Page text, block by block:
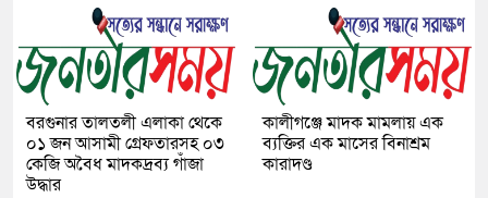
বরগুনার তালতলী এলাকা থেকে
০১ জন আসামী গ্রেফতারসহ ০৩
কেজি অবৈধ মাদকদ্রব্য গাঁজা
উদ্ধার
কালীগঞ্জে মাদক মামলায় এক
ব্যক্তির এক মাসের বিনাশ্রম
কারাদণ্ড